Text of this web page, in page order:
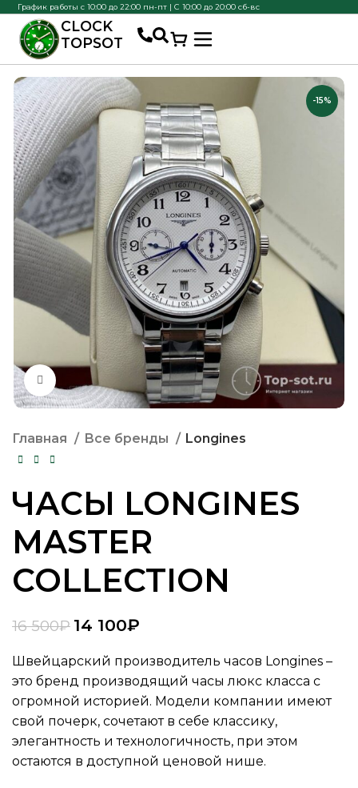
График работы с 10:00 до 22:00 пн-пт | С 10:00 до 20:00 сб-вс
CLOCK
TOPSOT
-15%
Нажмите, чтобы увеличить
Главная Все бренды Longines
ЧАСЫ LONGINES
MASTER
COLLECTION
16 500₽ 14 100₽
Швейцарский производитель часов Longines –
это бренд производящий часы люкс класса с
огромной историей. Модели компании имеют
свой почерк, сочетают в себе классику,
элегантность и технологичность, при этом
остаются в доступной ценовой нише.